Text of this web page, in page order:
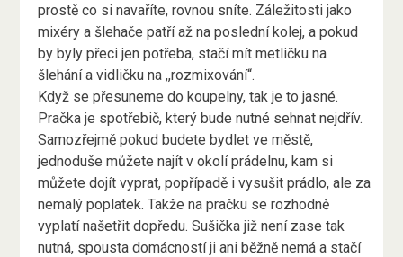
prostě co si navaříte, rovnou sníte. Záležitosti jako
mixéry a šlehače patří až na poslední kolej, a pokud
by byly přeci jen potřeba, stačí mít metličku na
šlehání a vidličku na ,,rozmixování“.
Když se přesuneme do koupelny, tak je to jasné.
Pračka je spotřebič, který bude nutné sehnat nejdřív.
Samozřejmě pokud budete bydlet ve městě,
jednoduše můžete najít v okolí prádelnu, kam si
můžete dojít vyprat, popřípadě i vysušit prádlo, ale za
nemalý poplatek. Takže na pračku se rozhodně
vyplatí našetřit dopředu. Sušička již není zase tak
nutná, spousta domácností ji ani běžně nemá a stačí